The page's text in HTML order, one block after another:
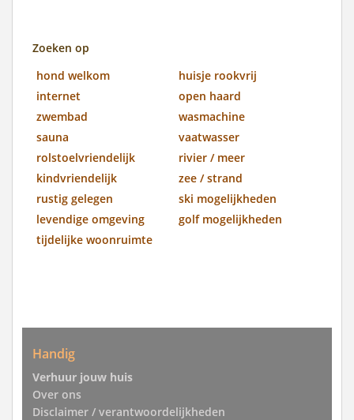
Zoeken op
hond welkom
huisje rookvrij
internet
open haard
zwembad
wasmachine
sauna
vaatwasser
rolstoelvriendelijk
rivier / meer
kindvriendelijk
zee / strand
rustig gelegen
ski mogelijkheden
levendige omgeving
golf mogelijkheden
tijdelijke woonruimte
Handig
Verhuur jouw huis
Over ons
Disclaimer / verantwoordelijkheden